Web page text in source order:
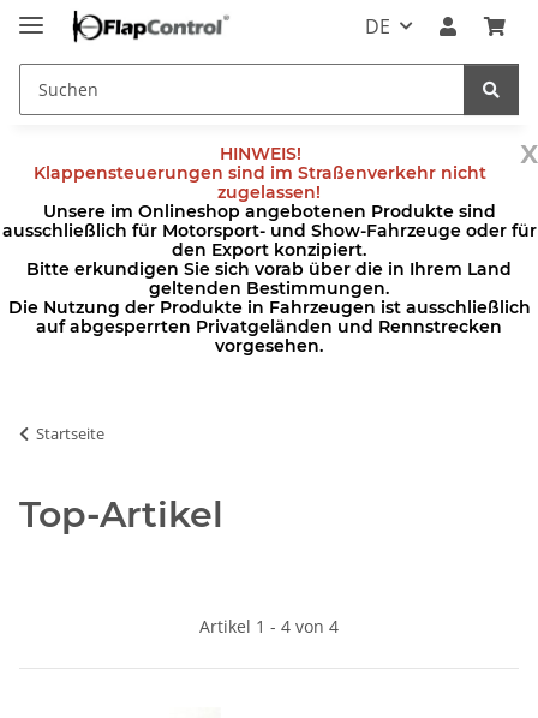
DE
x
HINWEIS!
Klappensteuerungen sind im Straßenverkehr nicht
zugelassen!
Unsere im Onlineshop angebotenen Produkte sind
ausschließlich für Motorsport- und Show-Fahrzeuge oder für
den Export konzipiert.
Bitte erkundigen Sie sich vorab über die in Ihrem Land
geltenden Bestimmungen.
Die Nutzung der Produkte in Fahrzeugen ist ausschließlich
auf abgesperrten Privatgeländen und Rennstrecken
vorgesehen.
Startseite
Top-Artikel
Artikel 1 - 4 von 4